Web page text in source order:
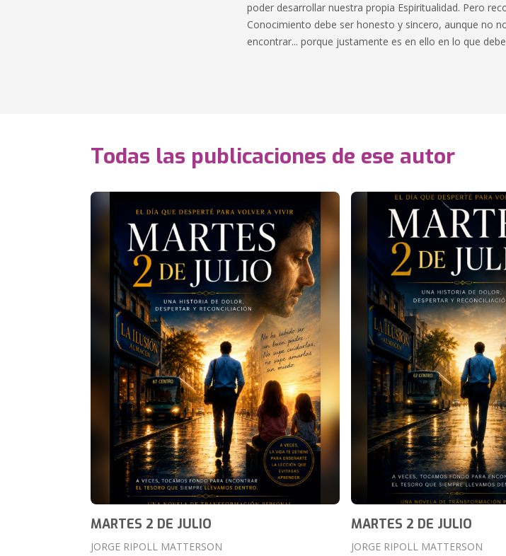
poder desarrollar nuestra propia Espiritualidad. Pero
Conocimiento debe ser honesto y sincero, aunque no
encontrar... porque justamente es en ello en lo que
Todas las publicaciones de ese autor
MARTES 2 DE JULIO
JORGE RIPOLL MATTERSON
MARTES 2 DE JULIO
JORGE RIPOLL MATTERSON